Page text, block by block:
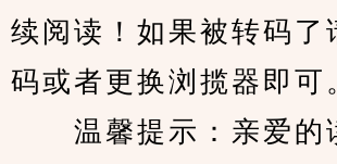
续阅读！如果被转码了
码或者更换浏揽器即可
温馨提示：亲爱的